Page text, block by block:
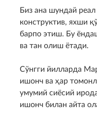
Биз ана шундай
конструктив, яхши
барпо этиш. Бу
ва тан олиш ётади.
Сўнгги йилларда
ишонч ва ҳар
умумий сиёсий
ишонч билан айта